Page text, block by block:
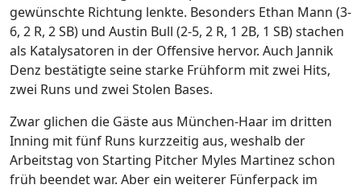
gewünschte Richtung lenkte. Besonders Ethan Mann (3-
6, 2 R, 2 SB) und Austin Bull (2-5, 2 R, 1 2B, 1 SB) stachen
als Katalysatoren in der Offensive hervor. Auch Jannik
Denz bestätigte seine starke Frühform mit zwei Hits,
zwei Runs und zwei Stolen Bases.
Zwar glichen die Gäste aus München-Haar im dritten
Inning mit fünf Runs kurzzeitig aus, weshalb der
Arbeitstag von Starting Pitcher Myles Martinez schon
früh beendet war. Aber ein weiterer Fünferpack im